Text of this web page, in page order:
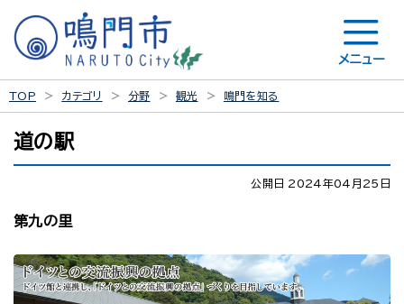
メニュー
TOP カテゴリ 分野 観光 鳴門を知る
道の駅
公開日 2024年04月25日
第九の里